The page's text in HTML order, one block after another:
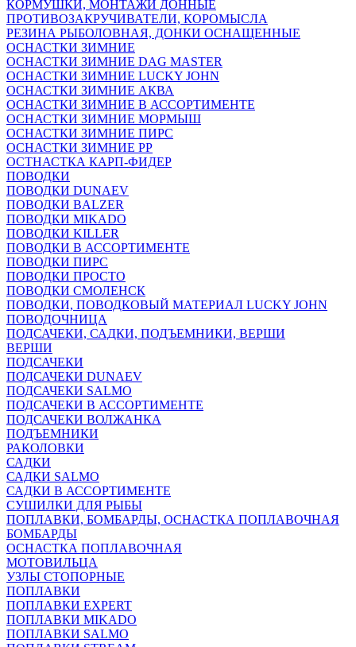
КОРМУШКИ, МОНТАЖИ ДОННЫЕ
ПРОТИВОЗАКРУЧИВАТЕЛИ, КОРОМЫСЛА
РЕЗИНА РЫБОЛОВНАЯ, ДОНКИ ОСНАЩЕННЫЕ
ОСНАСТКИ ЗИМНИЕ
ОСНАСТКИ ЗИМНИЕ DAG MASTER
ОСНАСТКИ ЗИМНИЕ LUCKY JOHN
ОСНАСТКИ ЗИМНИЕ АКВА
ОСНАСТКИ ЗИМНИЕ В АССОРТИМЕНТЕ
ОСНАСТКИ ЗИМНИЕ МОРМЫШ
ОСНАСТКИ ЗИМНИЕ ПИРС
ОСНАСТКИ ЗИМНИЕ РР
ОСТНАСТКА КАРП-ФИДЕР
ПОВОДКИ
ПОВОДКИ DUNAEV
ПОВОДКИ BALZER
ПОВОДКИ MIKADO
ПОВОДКИ KILLER
ПОВОДКИ В АССОРТИМЕНТЕ
ПОВОДКИ ПИРС
ПОВОДКИ ПРОСТО
ПОВОДКИ СМОЛЕНСК
ПОВОДКИ, ПОВОДКОВЫЙ МАТЕРИАЛ LUCKY JOHN
ПОВОДОЧНИЦА
ПОДСАЧЕКИ, САДКИ, ПОДЪЕМНИКИ, ВЕРШИ
ВЕРШИ
ПОДСАЧЕКИ
ПОДСАЧЕКИ DUNAEV
ПОДСАЧЕКИ SALMO
ПОДСАЧЕКИ В АССОРТИМЕНТЕ
ПОДСАЧЕКИ ВОЛЖАНКА
ПОДЪЕМНИКИ
РАКОЛОВКИ
САДКИ
САДКИ SALMO
САДКИ В АССОРТИМЕНТЕ
СУШИЛКИ ДЛЯ РЫБЫ
ПОПЛАВКИ, БОМБАРДЫ, ОСНАСТКА ПОПЛАВОЧНАЯ
БОМБАРДЫ
ОСНАСТКА ПОПЛАВОЧНАЯ
МОТОВИЛЬЦА
УЗЛЫ СТОПОРНЫЕ
ПОПЛАВКИ
ПОПЛАВКИ EXPERT
ПОПЛАВКИ MIKADO
ПОПЛАВКИ SALMO